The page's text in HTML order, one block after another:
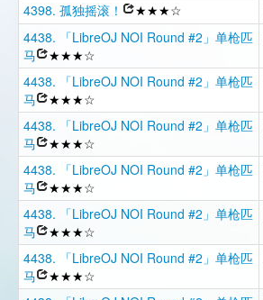
4398. 孤独摇滚！ ★★★☆
4438. 「LibreOJ NOI Round #2」单枪匹
马
★★★☆
4438. 「LibreOJ NOI Round #2」单枪匹
马
★★★☆
4438. 「LibreOJ NOI Round #2」单枪匹
马
★★★☆
4438. 「LibreOJ NOI Round #2」单枪匹
马
★★★☆
4438. 「LibreOJ NOI Round #2」单枪匹
马
★★★☆
4438. 「LibreOJ NOI Round #2」单枪匹
马
★★★☆